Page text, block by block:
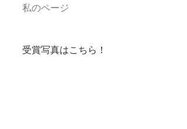
私のページ
受賞写真はこちら！